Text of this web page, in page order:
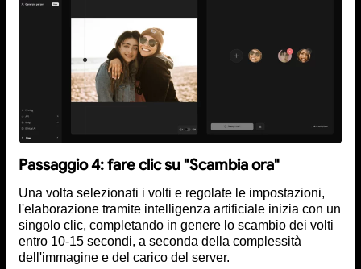
Passaggio 4: fare clic su "Scambia ora"
Una volta selezionati i volti e regolate le impostazioni,
l'elaborazione tramite intelligenza artificiale inizia con un
singolo clic, completando in genere lo scambio dei volti
entro 10-15 secondi, a seconda della complessità
dell'immagine e del carico del server.